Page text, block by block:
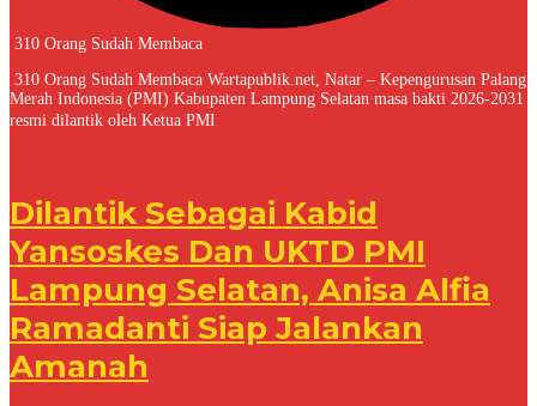
310 Orang Sudah Membaca
310 Orang Sudah Membaca Wartapublik.net, Natar – Kepengurusan Palang
Merah Indonesia (PMI) Kabupaten Lampung Selatan masa bakti 2026-2031
resmi dilantik oleh Ketua PMI
Dilantik Sebagai Kabid
Yansoskes Dan UKTD PMI
Lampung Selatan, Anisa Alfia
Ramadanti Siap Jalankan
Amanah